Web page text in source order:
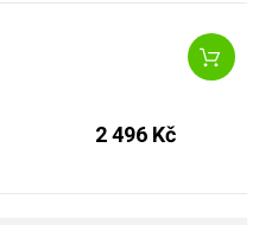
2 496 Kč